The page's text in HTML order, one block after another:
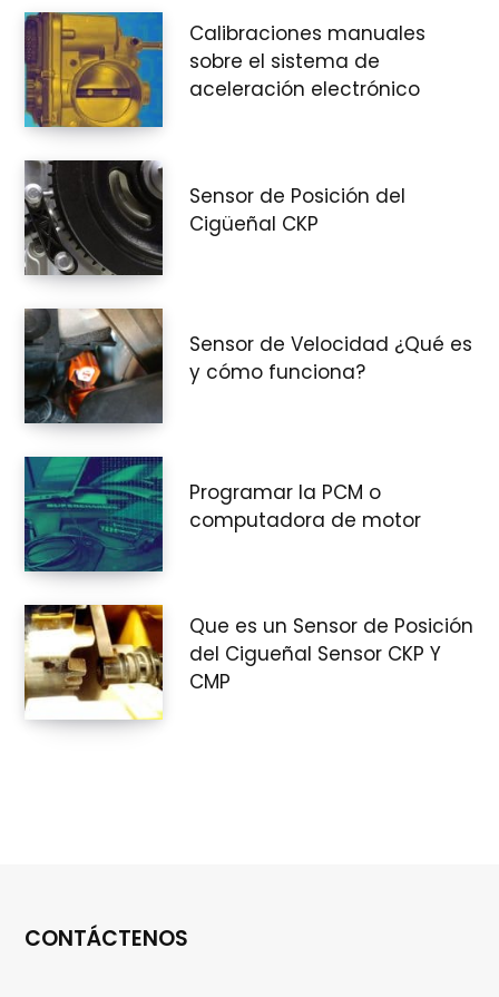
Calibraciones manuales
sobre el sistema de
aceleración electrónico
Sensor de Posición del
Cigüeñal CKP
Sensor de Velocidad ¿Qué es
y cómo funciona?
Programar la PCM o
computadora de motor
Que es un Sensor de Posición
del Cigueñal Sensor CKP Y
CMP
CONTÁCTENOS